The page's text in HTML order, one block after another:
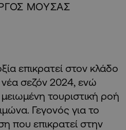
ΜΟΥΣΑΣ
επικρατεί στον κλάδο
σεζόν 2024, ενώ
τουριστική ροή
Γεγονός για το
που επικρατεί στην